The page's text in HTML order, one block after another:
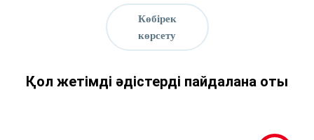
Көбірек
көрсету
Қол жетімді әдістерді пайдалана оты